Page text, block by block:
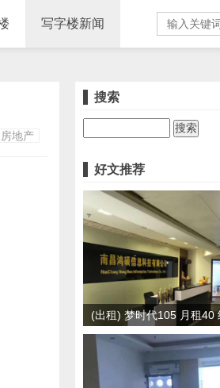
写字楼新闻
房地产
搜索
好文推荐
(出租) 梦时代105 月租40
房！